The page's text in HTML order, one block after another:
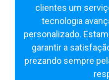
clientes um
tecnologia
personalizado.
garantir a
prezando sempre